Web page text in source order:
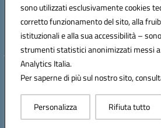
sono utilizzati esclusivamente cookies
corretto funzionamento del sito, alla
istituzionali e alla sua accessibilità –
strumenti statistici anonimizzati messi a
Analytics Italia.
Per saperne di più sul nostro sito,
Personalizza Rifiuta tutto
Codice fiscale: 91009410902
Codice meccanografico: SSSL030007
Hosting & Powered by 3D
Concept & Design by